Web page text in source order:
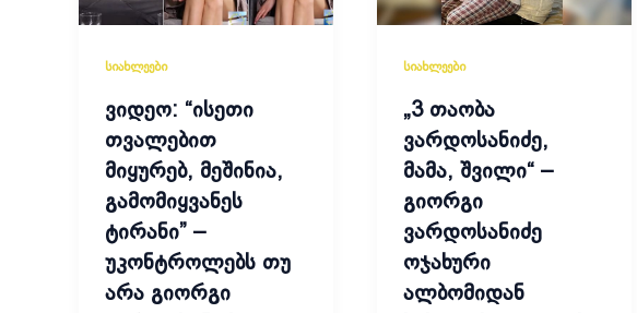
სიახლეები
ვიდეო: “ისეთი
თვალებით
მიყურებ, მეშინია,
გამომიყვანეს
ტირანი” –
უკონტროლებს თუ
არა გიორგი
სიახლეები
„3 თაობა
ვარდოსანიძე,
მამა, შვილი“ –
გიორგი
ვარდოსანიძე
ოჯახური
ალბომიდან